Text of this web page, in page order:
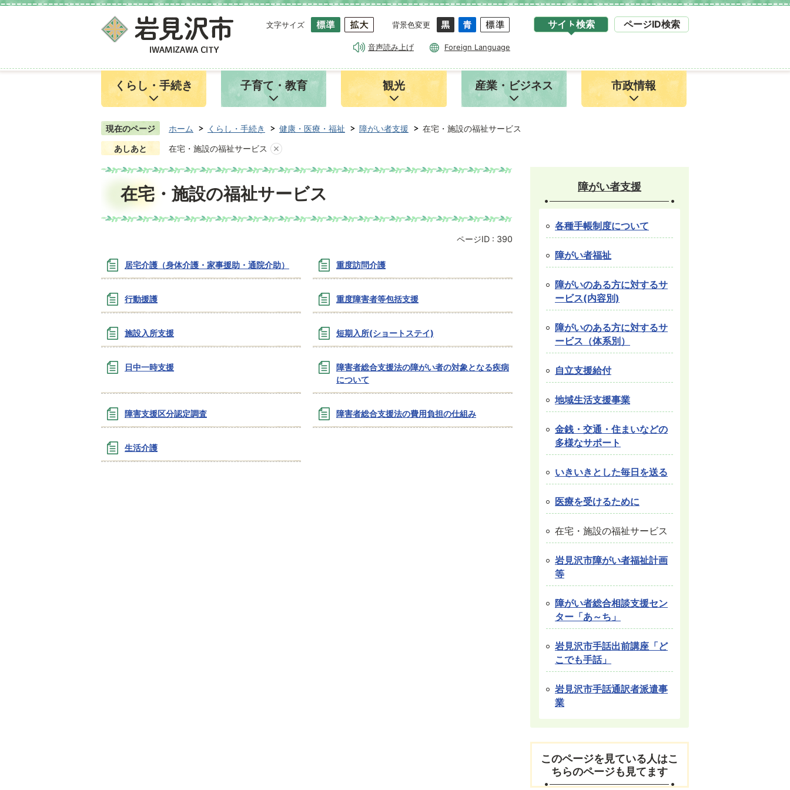
文字サイズ 背景色変更
音声読み上げ Foreign Language
サイト検索 ページID検索
ト
索
くらし・手続き 子育て・教育 観光 産業・ビジネス 市政情報
現在のページ ホーム くらし・手続き 健康・医療・福祉 障がい者支援
在宅・施設の福祉サービス
あしあと
在宅・施設の福祉サービス
在宅・施設の福祉サービス
ページID : 390
居宅介護（身体介護・家事援助・通院介助） 重度訪問介護
行動援護 重度障害者等包括支援
施設入所支援 短期入所(ショートステイ)
日中一時支援
障害者総合支援法の障がい者の対象となる疾病
について
障害支援区分認定調査 障害者総合支援法の費用負担の仕組み
生活介護
障がい者支援
各種手帳制度について
障がい者福祉
障がいのある方に対するサ
ービス(内容別)
障がいのある方に対するサ
ービス（体系別）
自立支援給付
地域生活支援事業
金銭・交通・住まいなどの
多様なサポート
いきいきとした毎日を送る
医療を受けるために
在宅・施設の福祉サービス
岩見沢市障がい者福祉計画
等
障がい者総合相談支援セン
ター「あ～ち」
岩見沢市手話出前講座「ど
こでも手話」
岩見沢市手話通訳者派遣事
業
このページを見ている人はこ
ちらのページも見てます